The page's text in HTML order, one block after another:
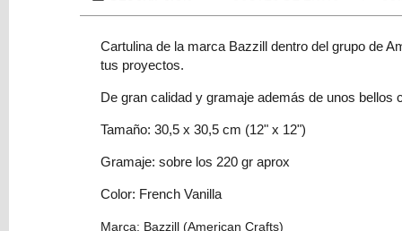
Marcas
Carrito
Cartulina de la marca Bazzill dentro del grupo de
tus proyectos.
De gran calidad y gramaje además de unos
Tamaño: 30,5 x 30,5 cm (12" x 12")
Gramaje: sobre los 220 gr aprox
Color: French Vanilla
Marca: Bazzill (American Crafts)